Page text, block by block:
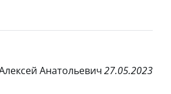
Анатольевич27.05.2023